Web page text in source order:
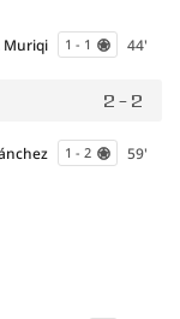
44'
1 - 1
Muriqi
2 - 2
59'
1 - 2